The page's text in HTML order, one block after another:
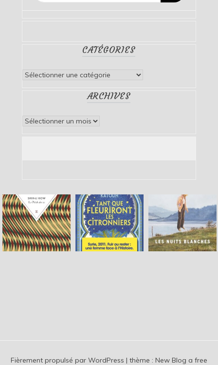
CATÉGORIES
Catégories
ARCHIVES
Archives
Fièrement propulsé par WordPress | thème : New Blog a free